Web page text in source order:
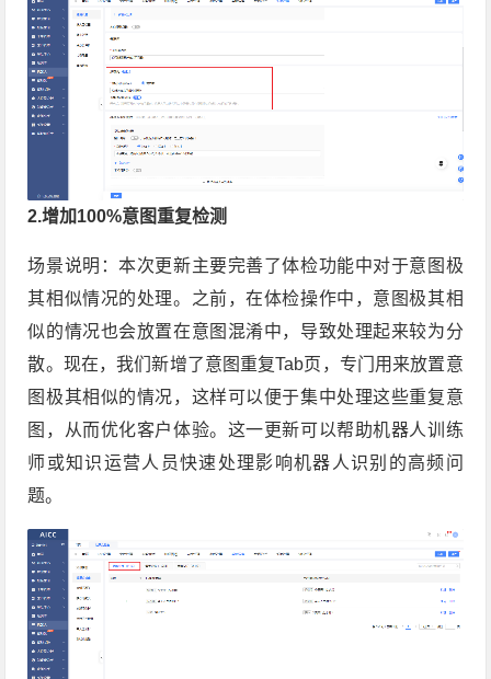
2.增加100%意图重复检测
场景说明：本次更新主要完善了体检功能中对于意图极
其相似情况的处理。之前，在体检操作中，意图极其相
似的情况也会放置在意图混淆中，导致处理起来较为分
散。现在，我们新增了意图重复Tab页，专门用来放置意
图极其相似的情况，这样可以便于集中处理这些重复意
图，从而优化客户体验。这一更新可以帮助机器人训练
师或知识运营人员快速处理影响机器人识别的高频问
题。